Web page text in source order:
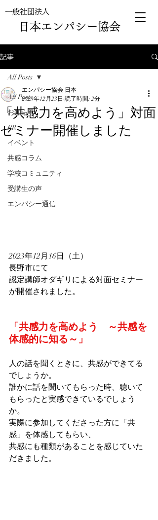
日本エンパシー協会
一般社団法人
記事
All Posts
お知らせ
PR
イベント
共感コラム
学校コミュニティ
受講生の声
エンパシー通信
All Posts
「共感力を高めよう」対面
セミナー開催しました
エンパシー協会 日本
2023年12月23日 読了時間: 2分
2023年12月16日（土）
長野市にて
認定講師オダギリによる対面セミナー
が開催されました。
「共感力を高めよう　～共感を
体感的に知る～」
人の話を聞くときに、共感ができてる
でしょうか。
誰かに話を聞いてもらった時、聴いて
もらったと実感できているでしょう
か。
実際に参加してくださった方に「共
感」を体感してもらい、
共感にも種類があることを感じていた
だきました。